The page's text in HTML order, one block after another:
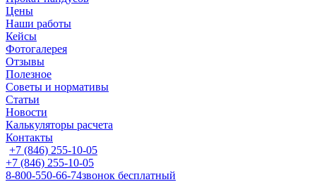
Цены
Наши работы
Кейсы
Фотогалерея
Отзывы
Полезное
Советы и нормативы
Статьи
Новости
Калькуляторы расчета
Контакты
+7 (846) 255-10-05
+7 (846) 255-10-05
8-800-550-66-74звонок бесплатный